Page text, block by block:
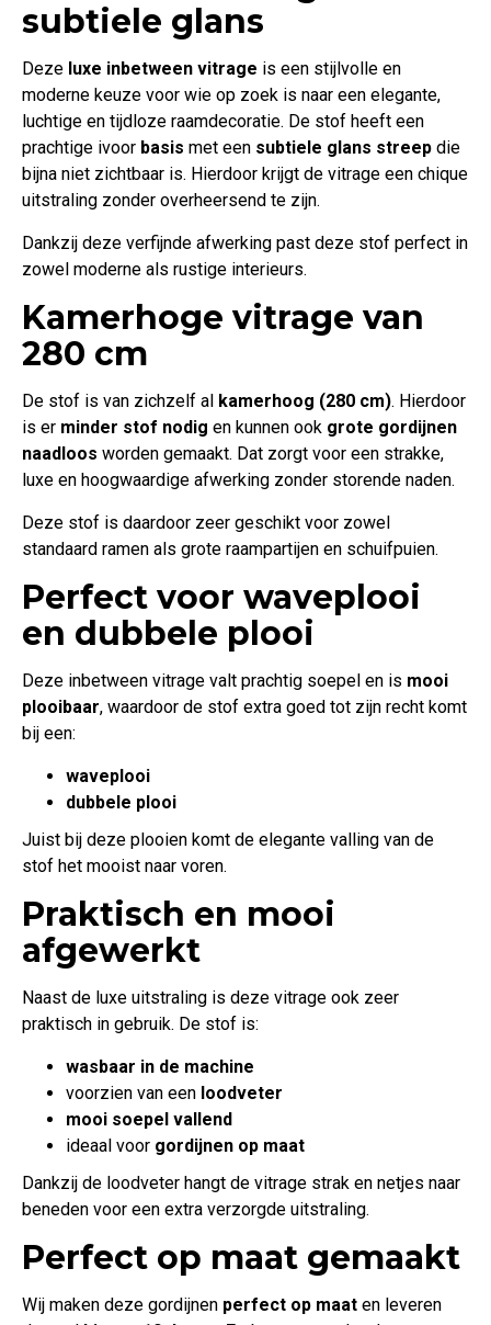
subtiele glans
Deze luxe inbetween vitrage is een stijlvolle en
moderne keuze voor wie op zoek is naar een elegante,
luchtige en tijdloze raamdecoratie. De stof heeft een
prachtige ivoor basis met een subtiele glans streep die
bijna niet zichtbaar is. Hierdoor krijgt de vitrage een chique
uitstraling zonder overheersend te zijn.
Dankzij deze verfijnde afwerking past deze stof perfect in
zowel moderne als rustige interieurs.
Kamerhoge vitrage van
280 cm
De stof is van zichzelf al kamerhoog (280 cm). Hierdoor
is er minder stof nodig en kunnen ook grote gordijnen
naadloos worden gemaakt. Dat zorgt voor een strakke,
luxe en hoogwaardige afwerking zonder storende naden.
Deze stof is daardoor zeer geschikt voor zowel
standaard ramen als grote raampartijen en schuifpuien.
Perfect voor waveplooi
en dubbele plooi
Deze inbetween vitrage valt prachtig soepel en is mooi
plooibaar, waardoor de stof extra goed tot zijn recht komt
bij een:
waveplooi
dubbele plooi
Juist bij deze plooien komt de elegante valling van de
stof het mooist naar voren.
Praktisch en mooi
afgewerkt
Naast de luxe uitstraling is deze vitrage ook zeer
praktisch in gebruik. De stof is:
wasbaar in de machine
voorzien van een loodveter
mooi soepel vallend
ideaal voor gordijnen op maat
Dankzij de loodveter hangt de vitrage strak en netjes naar
beneden voor een extra verzorgde uitstraling.
Perfect op maat gemaakt
Wij maken deze gordijnen perfect op maat en leveren